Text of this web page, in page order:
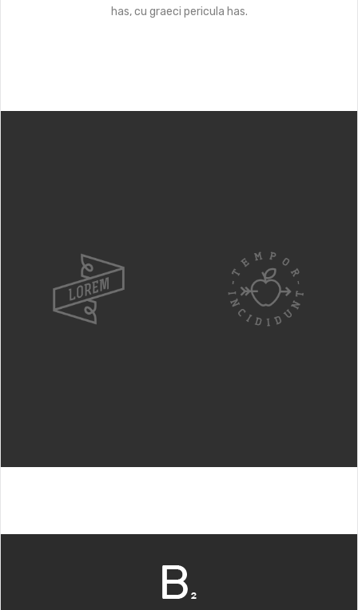
has, cu graeci pericula has.